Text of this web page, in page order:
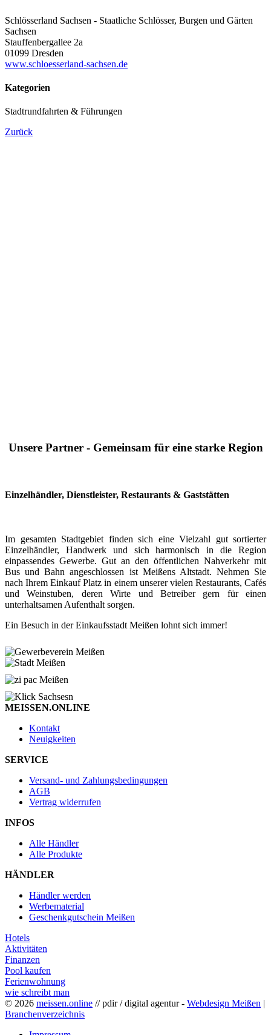
Schlösserland Sachsen - Staatliche Schlösser, Burgen und Gärten
Sachsen
Stauffenbergallee 2a
01099 Dresden
www.schloesserland-sachsen.de
Kategorien
Stadtrundfahrten & Führungen
Zurück
Unsere Partner - Gemeinsam für eine starke Region
Einzelhändler, Dienstleister, Restaurants & Gaststätten
Im gesamten Stadtgebiet finden sich eine Vielzahl gut sortierter
Einzelhändler, Handwerk und sich harmonisch in die Region
einpassendes Gewerbe. Gut an den öffentlichen Nahverkehr mit
Bus und Bahn angeschlossen ist Meißens Altstadt. Nehmen Sie
nach Ihrem Einkauf Platz in einem unserer vielen Restaurants, Cafés
und Weinstuben, deren Wirte und Betreiber gern für einen
unterhaltsamen Aufenthalt sorgen.
Ein Besuch in der Einkaufsstadt Meißen lohnt sich immer!
MEISSEN.ONLINE
Kontakt
Neuigkeiten
SERVICE
Versand- und Zahlungsbedingungen
AGB
Vertrag widerrufen
INFOS
Alle Händler
Alle Produkte
HÄNDLER
Händler werden
Werbematerial
Geschenkgutschein Meißen
Hotels
Aktivitäten
Finanzen
Pool kaufen
Ferienwohnung
wie schreibt man
© 2026 meissen.online // pdir / digital agentur - Webdesign Meißen |
Branchenverzeichnis